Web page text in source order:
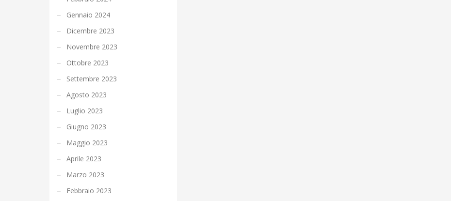
Gennaio 2024
Dicembre 2023
Novembre 2023
Ottobre 2023
Settembre 2023
Agosto 2023
Luglio 2023
Giugno 2023
Maggio 2023
Aprile 2023
Marzo 2023
Febbraio 2023